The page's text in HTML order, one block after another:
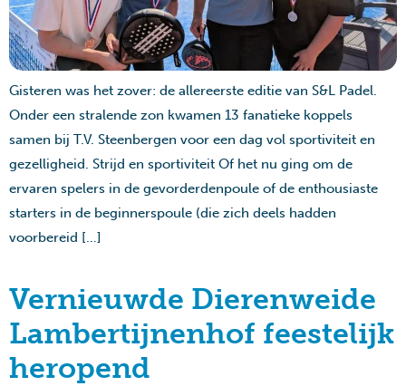
Gisteren was het zover: de allereerste editie van S&L Padel.
Onder een stralende zon kwamen 13 fanatieke koppels
samen bij T.V. Steenbergen voor een dag vol sportiviteit en
gezelligheid. Strijd en sportiviteit Of het nu ging om de
ervaren spelers in de gevorderdenpoule of de enthousiaste
starters in de beginnerspoule (die zich deels hadden
voorbereid […]
Vernieuwde Dierenweide
Lambertijnenhof feestelijk
heropend